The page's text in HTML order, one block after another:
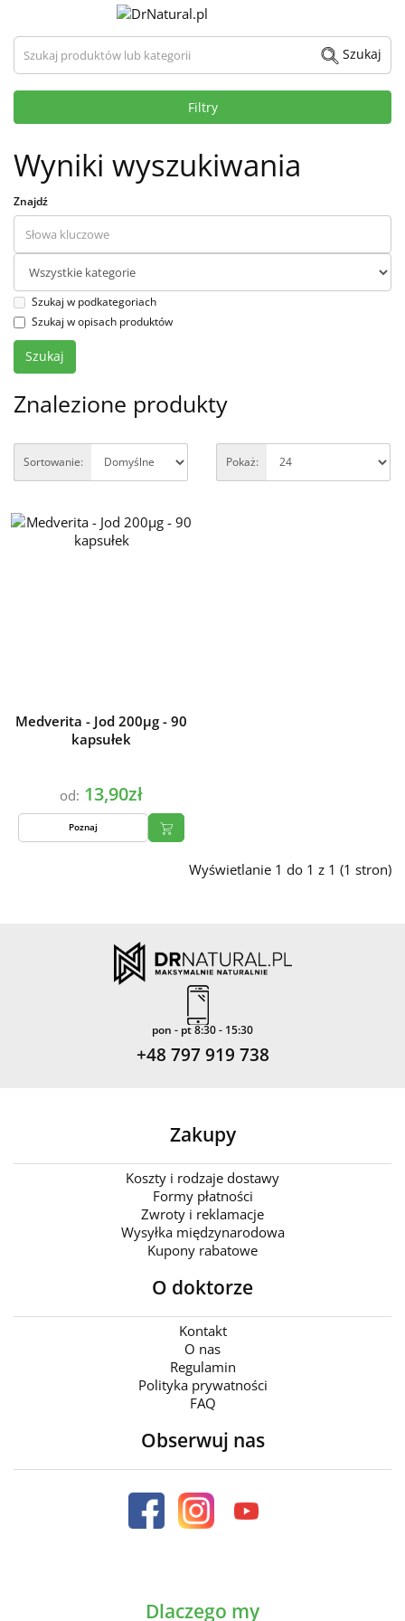
Szukaj produktów lub kategorii Szukaj
Filtry
Wyniki wyszukiwania
Znajdź
Szukaj w podkategoriach
Szukaj w opisach produktów
Znalezione produkty
Sortowanie: Pokaż:
Medverita - Jod 200µg - 90
kapsułek
od: 13,90zł
Poznaj
Wyświetlanie 1 do 1 z 1 (1 stron)
pon - pt 8:30 - 15:30
+48 797 919 738
Zakupy
Koszty i rodzaje dostawy
Formy płatności
Zwroty i reklamacje
Wysyłka międzynarodowa
Kupony rabatowe
O doktorze
Kontakt
O nas
Regulamin
Polityka prywatności
FAQ
Obserwuj nas
Dlaczego my